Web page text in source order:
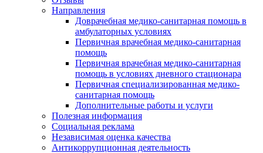
Направления
Доврачебная медико-санитарная помощь в
амбулаторных условиях
Первичная врачебная медико-санитарная
помощь
Первичная врачебная медико-санитарная
помощь в условиях дневного стационара
Первичная специализированная медико-
санитарная помощь
Дополнительные работы и услуги
Полезная информация
Социальная реклама
Независимая оценка качества
Антикоррупционная деятельность